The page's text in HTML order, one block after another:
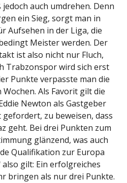
auch umdrehen. Denn
ein Sieg, sorgt man in
Aufsehen in der Liga, die
Meister werden. Der
ist also nicht nur Fluch,
Trabzonspor wird sich erst
Punkte verpasste man die
Als Favorit gilt die
Newton als Gastgeber
zu beweisen, dass
geht. Bei drei Punkten zum
glänzend, was auch
Qualifikation zur Europa
gilt: Ein erfolgreiches
bringen als nur drei Punkte.